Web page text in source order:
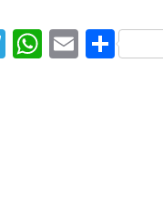
T
el W
h E
m S
h